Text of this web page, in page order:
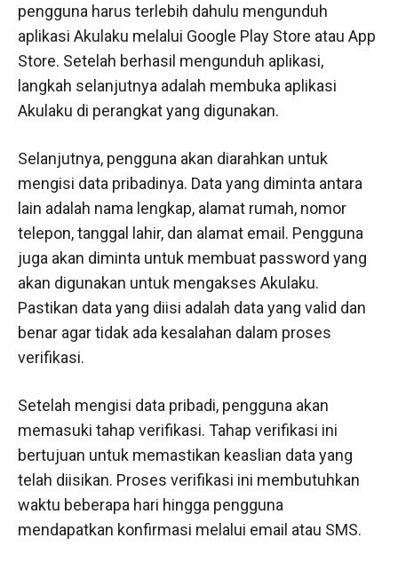
pengguna harus terlebih dahulu mengunduh
aplikasi Akulaku melalui Google Play Store atau App
Store. Setelah berhasil mengunduh aplikasi,
langkah selanjutnya adalah membuka aplikasi
Akulaku di perangkat yang digunakan.
Selanjutnya, pengguna akan diarahkan untuk
mengisi data pribadinya. Data yang diminta antara
lain adalah nama lengkap, alamat rumah, nomor
telepon, tanggal lahir, dan alamat email. Pengguna
juga akan diminta untuk membuat password yang
akan digunakan untuk mengakses Akulaku.
Pastikan data yang diisi adalah data yang valid dan
benar agar tidak ada kesalahan dalam proses
verifikasi.
Setelah mengisi data pribadi, pengguna akan
memasuki tahap verifikasi. Tahap verifikasi ini
bertujuan untuk memastikan keaslian data yang
telah diisikan. Proses verifikasi ini membutuhkan
waktu beberapa hari hingga pengguna
mendapatkan konfirmasi melalui email atau SMS.